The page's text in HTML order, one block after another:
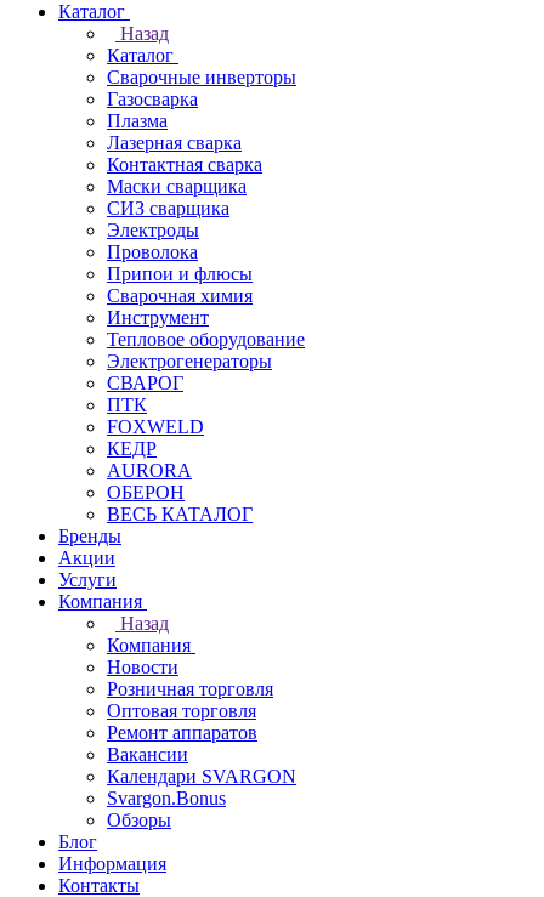
Каталог
Назад
Каталог
Сварочные инверторы
Газосварка
Плазма
Лазерная сварка
Контактная сварка
Маски сварщика
СИЗ сварщика
Электроды
Проволока
Припои и флюсы
Сварочная химия
Инструмент
Тепловое оборудование
Электрогенераторы
СВАРОГ
ПТК
FOXWELD
КЕДР
AURORA
ОБЕРОН
ВЕСЬ КАТАЛОГ
Бренды
Акции
Услуги
Компания
Назад
Компания
Новости
Розничная торговля
Оптовая торговля
Ремонт аппаратов
Вакансии
Календари SVARGON
Svargon.Bonus
Обзоры
Блог
Информация
Контакты